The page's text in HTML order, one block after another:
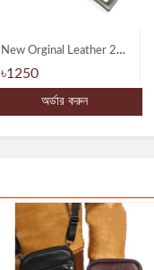
New Orginal Leather 2 Side Moving Belt For Mans
অর্ডার করুন